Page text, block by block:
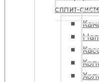
сплит-